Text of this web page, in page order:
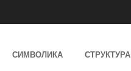
СИМВОЛИКА СТРУКТУРА